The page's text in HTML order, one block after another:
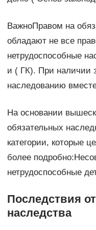
ВажноПравом на
обладают не все
нетрудоспособные
и ( ГК). При наличии
наследованию
На основании
обязательных
категории, которые
более
нетрудоспособные
Последствия
наследства